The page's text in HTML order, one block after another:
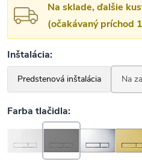
Na sklade, ďalšie
(očakávaný príchod